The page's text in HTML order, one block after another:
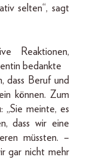
selten“, sagt
Reaktionen,
bedankte
dass Beruf und
können. Zum
„Sie meinte, es
dass wir eine
müssten. –
gar nicht mehr